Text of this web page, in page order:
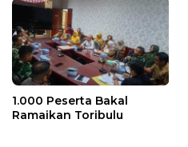
1.000 Peserta Bakal
Ramaikan Toribulu